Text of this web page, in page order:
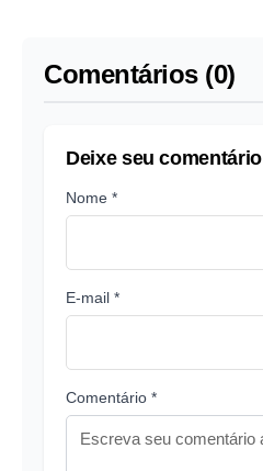
Comentários (0)
Deixe seu comentário
Nome *
E-mail *
Comentário *